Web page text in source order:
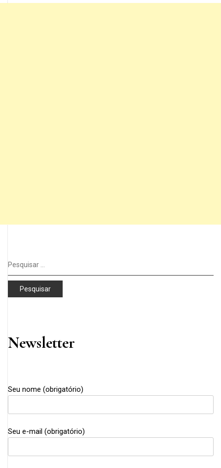
Pesquisar
por:
Newsletter
Seu nome (obrigatório)
Seu e-mail (obrigatório)